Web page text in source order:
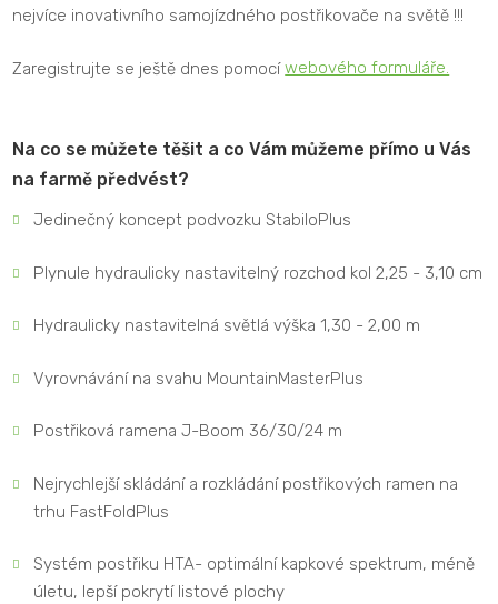
nejvíce inovativního samojízdného postřikovače na světě !!!
Zaregistrujte se ještě dnes pomocíwebového formuláře.
Na co se můžete těšit a co Vám můžeme přímo u Vás
na farmě předvést?
Jedinečný koncept podvozku StabiloPlus
Plynule hydraulicky nastavitelný rozchod kol 2,25 - 3,10 cm
Hydraulicky nastavitelná světlá výška 1,30 - 2,00 m
Vyrovnávání na svahu MountainMasterPlus
Postřiková ramena J-Boom 36/30/24 m
Nejrychlejší skládání a rozkládání postřikových ramen na
trhu FastFoldPlus
Systém postřiku HTA- optimální kapkové spektrum, méně
úletu, lepší pokrytí listové plochy